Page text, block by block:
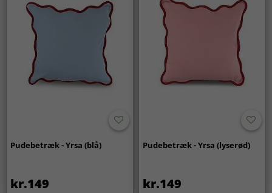
Pudebetræk - Yrsa (blå)
kr.149
Pudebetræk - Yrsa (lyserød)
kr.149